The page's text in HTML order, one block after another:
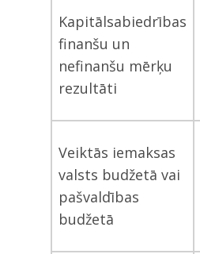
Kapitālsabiedrības
finanšu un
nefinanšu mērķu
rezultāti
Veiktās iemaksas
valsts budžetā vai
pašvaldības
budžetā